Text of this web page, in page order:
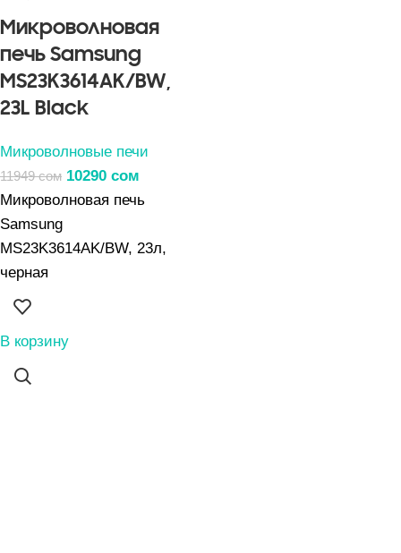
Микроволновая
печь Samsung
MS23K3614AK/BW,
23L Black
Микроволновые печи
11949сом 10290 сом
Микроволновая печь
Samsung
MS23K3614AK/BW, 23л,
черная
В корзину